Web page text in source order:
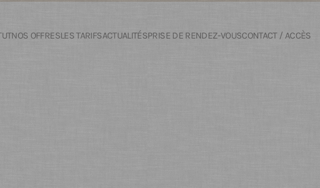
NOS OFFRESLES TARIFSACTUALITÉSPRISE DE RENDEZ-VOUSCONTACT / ACCÈS